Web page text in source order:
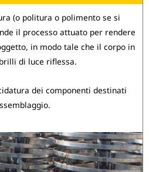
(o politura o polimento se si
il processo attuato per rendere
in modo tale che il corpo in
di luce riflessa.
dei componenti destinati